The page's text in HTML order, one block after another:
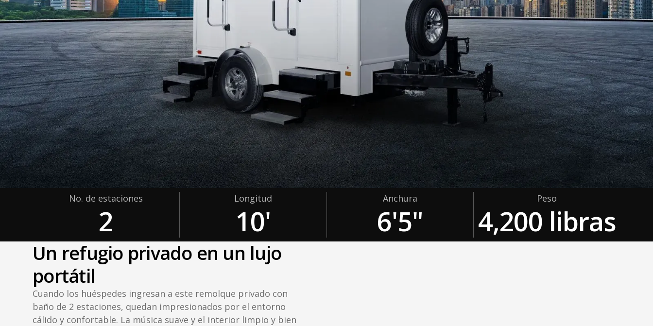
No. de estaciones
2
Longitud
10'
Anchura
6'5"
Peso
4,200 libras
Un refugio privado en un lujo
portátil
Cuando los huéspedes ingresan a este remolque privado con
baño de 2 estaciones, quedan impresionados por el entorno
cálido y confortable. La música suave y el interior limpio y bien